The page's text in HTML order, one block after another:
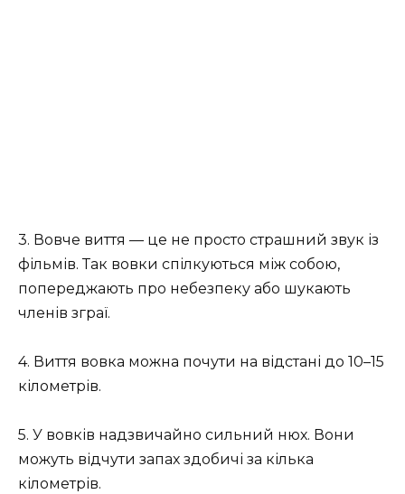
3. Вовче виття — це не просто страшний звук із
фільмів. Так вовки спілкуються між собою,
попереджають про небезпеку або шукають
членів зграї.
4. Виття вовка можна почути на відстані до 10–15
кілометрів.
5. У вовків надзвичайно сильний нюх. Вони
можуть відчути запах здобичі за кілька
кілометрів.